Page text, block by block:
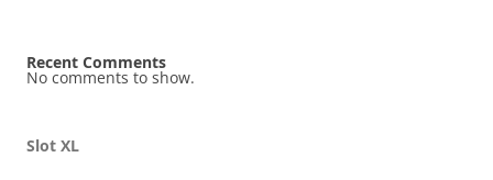
Recent Comments
No comments to show.
Slot XL